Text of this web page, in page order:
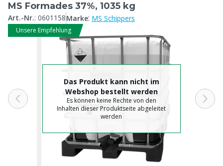
MS Formades 37%, 1035 kg
Art.-Nr.: 0601158Marke: MS Schippers
Unsere Empfehlung
Das Produkt kann nicht im
Webshop bestellt werden
Es können keine Rechte von den
Inhalten dieser Produktseite abgeleitet
werden